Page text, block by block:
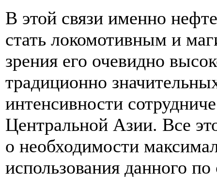
В этой связи именно
стать локомотивным и
зрения его очевидно
традиционно
интенсивности
Центральной Азии. Все
о необходимости
использования данного